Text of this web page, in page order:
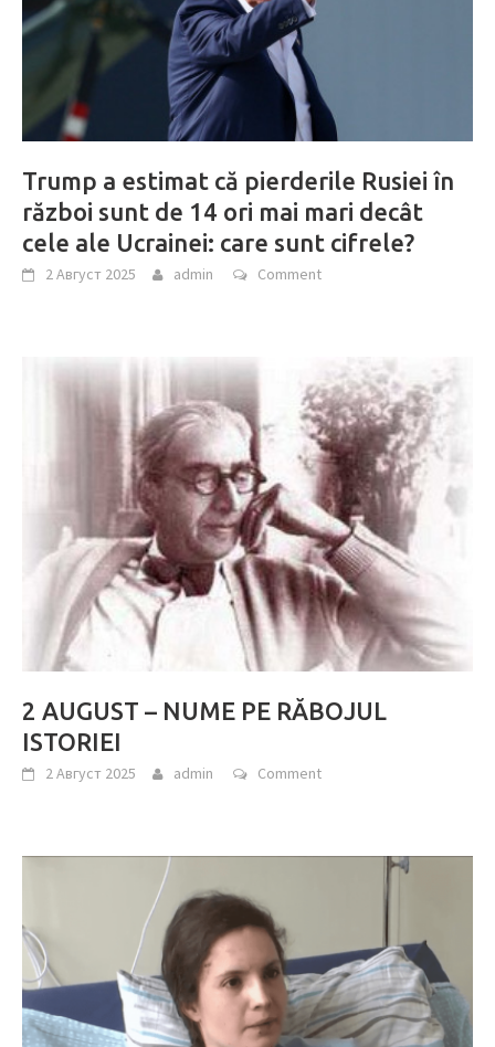
Trump a estimat că pierderile Rusiei în
război sunt de 14 ori mai mari decât
cele ale Ucrainei: care sunt cifrele?
2 Август 2025 admin Comment
2 AUGUST – NUME PE RĂBOJUL
ISTORIEI
2 Август 2025 admin Comment